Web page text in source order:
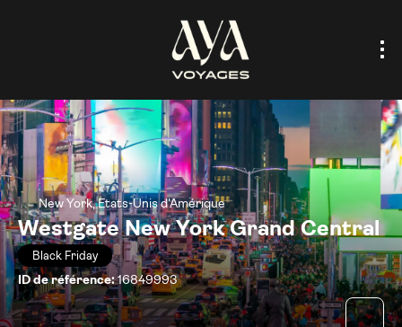
New York, Etats-Unis d'Amérique
Westgate New York Grand Central
Black Friday
ID de référence:16849993